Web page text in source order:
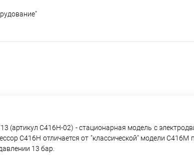
(артикул С416Н-02) - стационарная модель с
С416Н отличается от "классической" модели
13 бар.